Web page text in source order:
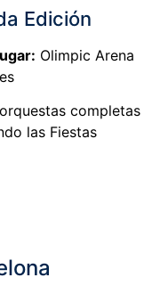
Edición
Olimpic Arena
completas
las Fiestas